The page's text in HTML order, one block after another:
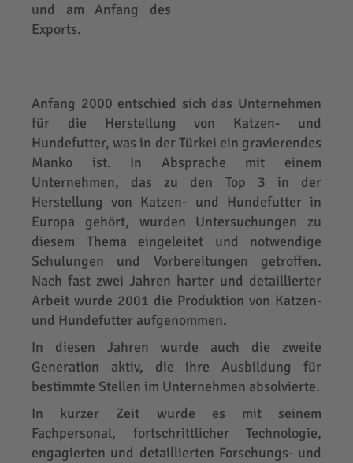
und am Anfang des
Exports.
Anfang 2000 entschied sich das Unternehmen
für die Herstellung von Katzen- und
Hundefutter, was in der Türkei ein gravierendes
Manko ist. In Absprache mit einem
Unternehmen, das zu den Top 3 in der
Herstellung von Katzen- und Hundefutter in
Europa gehört, wurden Untersuchungen zu
diesem Thema eingeleitet und notwendige
Schulungen und Vorbereitungen getroffen.
Nach fast zwei Jahren harter und detaillierter
Arbeit wurde 2001 die Produktion von Katzen-
und Hundefutter aufgenommen.
In diesen Jahren wurde auch die zweite
Generation aktiv, die ihre Ausbildung für
bestimmte Stellen im Unternehmen absolvierte.
In kurzer Zeit wurde es mit seinem
Fachpersonal, fortschrittlicher Technologie,
engagierten und detaillierten Forschungs- und